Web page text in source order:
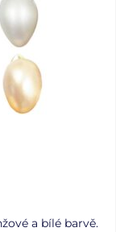
a bílé barvě.